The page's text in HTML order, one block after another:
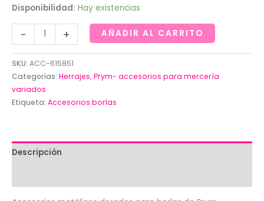
Disponibilidad: Hay existencias
-
Accesorios
metálicos
dorados
para
borlas
de
+ AÑADIR AL CARRITO
SKU: ACC-615851
Categorías: Herrajes,Prym- accesorios para mercería
variados
Etiqueta: Accesorios borlas
Descripción